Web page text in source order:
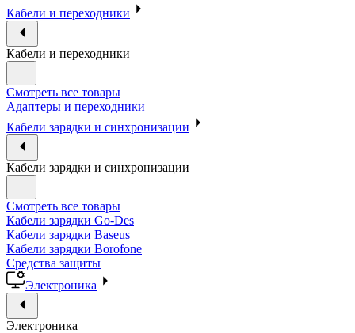
Кабели и переходники
Кабели и переходники
Смотреть все товары
Адаптеры и переходники
Кабели зарядки и синхронизации
Кабели зарядки и синхронизации
Смотреть все товары
Кабели зарядки Go-Des
Кабели зарядки Baseus
Кабели зарядки Borofone
Средства защиты
Электроника
Электроника